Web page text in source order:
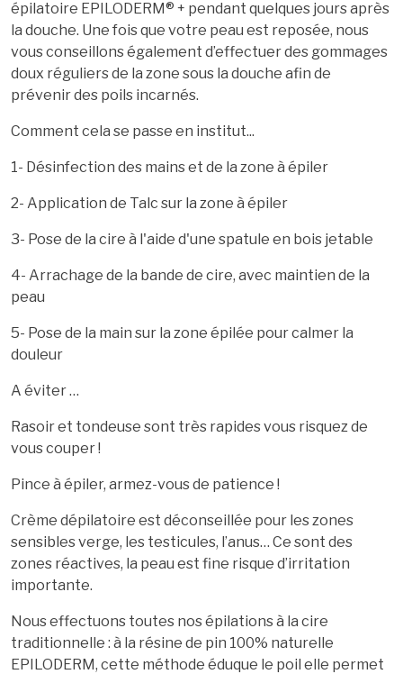
épilatoire EPILODERM® + pendant quelques jours après
la douche. Une fois que votre peau est reposée, nous
vous conseillons également d’effectuer des gommages
doux réguliers de la zone sous la douche afin de
prévenir des poils incarnés.
Comment cela se passe en institut...
1- Désinfection des mains et de la zone à épiler
2- Application de Talc sur la zone à épiler
3- Pose de la cire à l'aide d'une spatule en bois jetable
4- Arrachage de la bande de cire, avec maintien de la
peau
5- Pose de la main sur la zone épilée pour calmer la
douleur
A éviter …
Rasoir et tondeuse sont très rapides vous risquez de
vous couper !
Pince à épiler, armez-vous de patience !
Crème dépilatoire est déconseillée pour les zones
sensibles verge, les testicules, l’anus… Ce sont des
zones réactives, la peau est fine risque d’irritation
importante.
Nous effectuons toutes nos épilations à la cire
traditionnelle : à la résine de pin 100% naturelle
EPILODERM, cette méthode éduque le poil elle permet